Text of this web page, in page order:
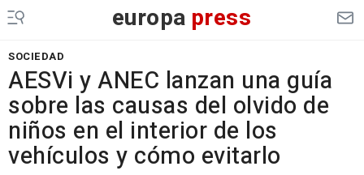
europa press
SOCIEDAD
AESVi y ANEC lanzan una guía
sobre las causas del olvido de
niños en el interior de los
vehículos y cómo evitarlo